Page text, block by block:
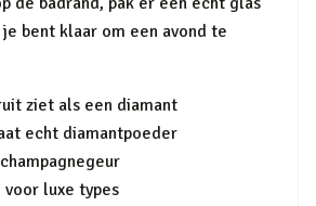
bent klaar om een avond te
ziet als een diamant
echt diamantpoeder
luxe types